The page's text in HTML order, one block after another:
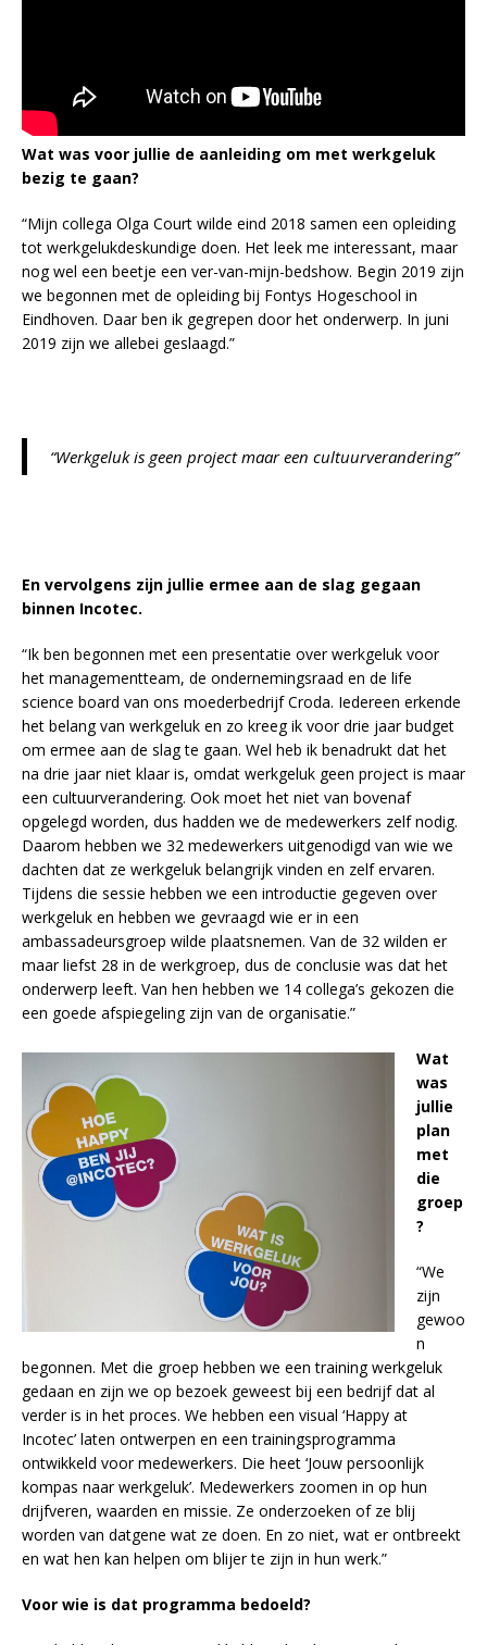
Wat was voor jullie de aanleiding om met werkgeluk
bezig te gaan?
“Mijn collega Olga Court wilde eind 2018 samen een opleiding
tot werkgelukdeskundige doen. Het leek me interessant, maar
nog wel een beetje een ver-van-mijn-bedshow. Begin 2019 zijn
we begonnen met de opleiding bij Fontys Hogeschool in
Eindhoven. Daar ben ik gegrepen door het onderwerp. In juni
2019 zijn we allebei geslaagd.”
“Werkgeluk is geen project maar een cultuurverandering”
En vervolgens zijn jullie ermee aan de slag gegaan
binnen Incotec.
“Ik ben begonnen met een presentatie over werkgeluk voor
het managementteam, de ondernemingsraad en de life
science board van ons moederbedrijf Croda. Iedereen erkende
het belang van werkgeluk en zo kreeg ik voor drie jaar budget
om ermee aan de slag te gaan. Wel heb ik benadrukt dat het
na drie jaar niet klaar is, omdat werkgeluk geen project is maar
een cultuurverandering. Ook moet het niet van bovenaf
opgelegd worden, dus hadden we de medewerkers zelf nodig.
Daarom hebben we 32 medewerkers uitgenodigd van wie we
dachten dat ze werkgeluk belangrijk vinden en zelf ervaren.
Tijdens die sessie hebben we een introductie gegeven over
werkgeluk en hebben we gevraagd wie er in een
ambassadeursgroep wilde plaatsnemen. Van de 32 wilden er
maar liefst 28 in de werkgroep, dus de conclusie was dat het
onderwerp leeft. Van hen hebben we 14 collega’s gekozen die
een goede afspiegeling zijn van de organisatie.”
Wat
was
jullie
plan
met
die
groep
?
“We
zijn
gewoo
n
begonnen. Met die groep hebben we een training werkgeluk
gedaan en zijn we op bezoek geweest bij een bedrijf dat al
verder is in het proces. We hebben een visual ‘Happy at
Incotec’ laten ontwerpen en een trainingsprogramma
ontwikkeld voor medewerkers. Die heet ‘Jouw persoonlijk
kompas naar werkgeluk’. Medewerkers zoomen in op hun
drijfveren, waarden en missie. Ze onderzoeken of ze blij
worden van datgene wat ze doen. En zo niet, wat er ontbreekt
en wat hen kan helpen om blijer te zijn in hun werk.”
Voor wie is dat programma bedoeld?